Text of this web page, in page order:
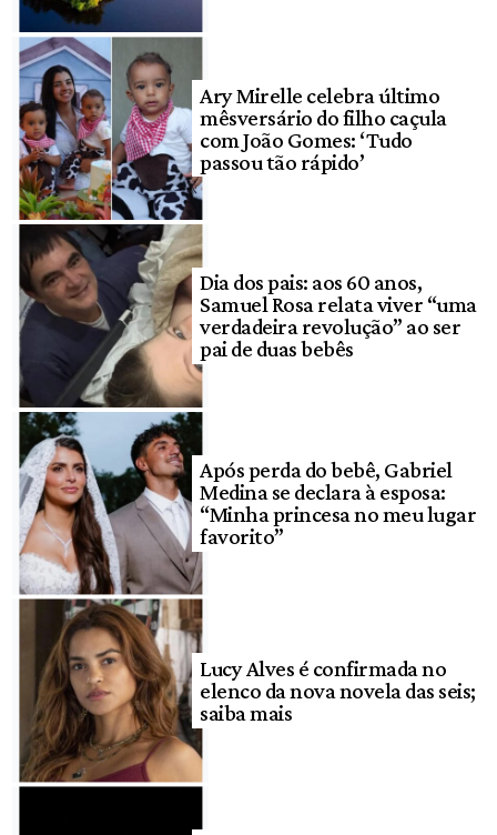
Ary Mirelle celebra último
mêsversário do filho caçula
com João Gomes: ‘Tudo
passou tão rápido’
Dia dos pais: aos 60 anos,
Samuel Rosa relata viver “uma
verdadeira revolução” ao ser
pai de duas bebês
Após perda do bebê, Gabriel
Medina se declara à esposa:
“Minha princesa no meu lugar
favorito”
Lucy Alves é confirmada no
elenco da nova novela das seis;
saiba mais